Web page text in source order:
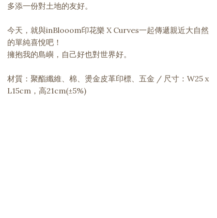
多添一份對土地的友好。
今天，就與inBlooom印花樂 X Curves一起傳遞親近大自然
的單純喜悅吧！
擁抱我的島嶼，自己好也對世界好。
材質：聚酯纖維、棉、燙金皮革印標、五金 / 尺寸：W25 x
L15cm，高21cm(±5%)